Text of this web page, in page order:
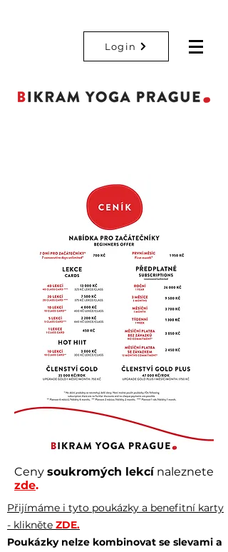
Login
Ceny soukromých lekcínaleznete
zde.
Přijímáme i tyto poukázky a benefitní karty
- klikněte ZDE.
Poukázky nelze kombinovat se slevami a